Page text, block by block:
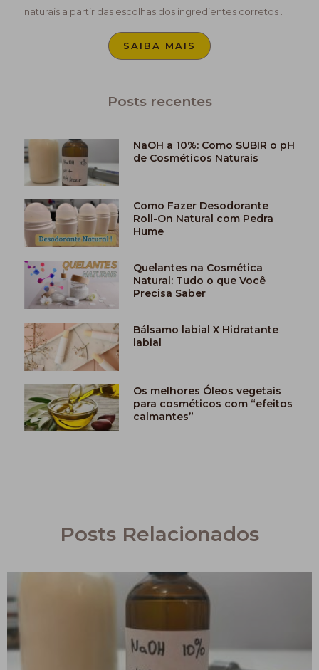
naturais a partir das escolhas dos ingredientes corretos .
SAIBA MAIS
Posts recentes
NaOH a 10%: Como SUBIR o pH
de Cosméticos Naturais
Como Fazer Desodorante
Roll-On Natural com Pedra
Hume
Quelantes na Cosmética
Natural: Tudo o que Você
Precisa Saber
Bálsamo labial X Hidratante
labial
Os melhores Óleos vegetais
para cosméticos com “efeitos
calmantes”
Posts Relacionados